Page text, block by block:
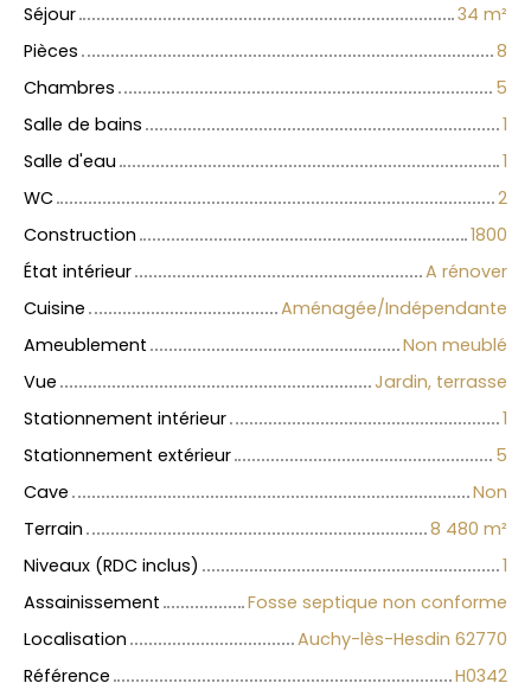
Séjour
34 m²
Pièces
8
Chambres
5
Salle de bains
1
Salle d'eau
1
WC
2
Construction
1800
État intérieur
A rénover
Cuisine
Aménagée/Indépendante
Ameublement
Non meublé
Vue
Jardin, terrasse
Stationnement intérieur
1
Stationnement extérieur
5
Cave
Non
Terrain
8 480 m²
Niveaux (RDC inclus)
1
Assainissement
Fosse septique non conforme
Localisation
Auchy-lès-Hesdin 62770
Référence
H0342